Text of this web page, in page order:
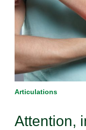
Articulations
Attention,